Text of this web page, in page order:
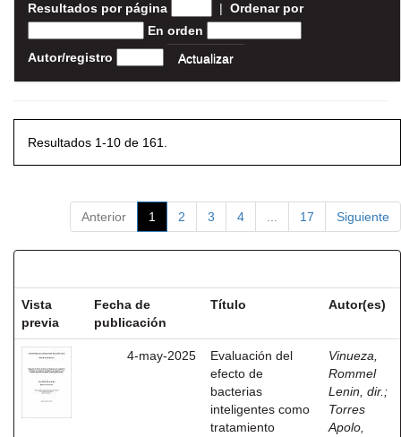
Resultados por página | Ordenar por
En orden
Autor/registro
Resultados 1-10 de 161.
Anterior 1 2 3 4 17 Siguiente
Vista
previa
Fecha de
publicación
Título Autor(es)
4-may-2025
Evaluación del
efecto de
bacterias
inteligentes como
tratamiento
Vinueza,
Rommel
Lenin, dir. ;
Torres
Apolo,